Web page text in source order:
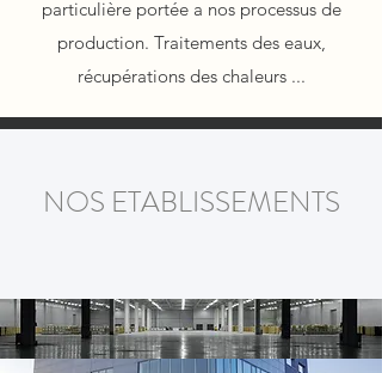
particulière portée a nos processus de
production. Traitements des eaux,
récupérations des chaleurs ...
NOS ETABLISSEMENTS